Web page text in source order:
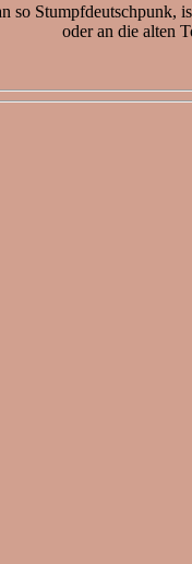
so Stumpfdeutschpunk,
oder an die alten